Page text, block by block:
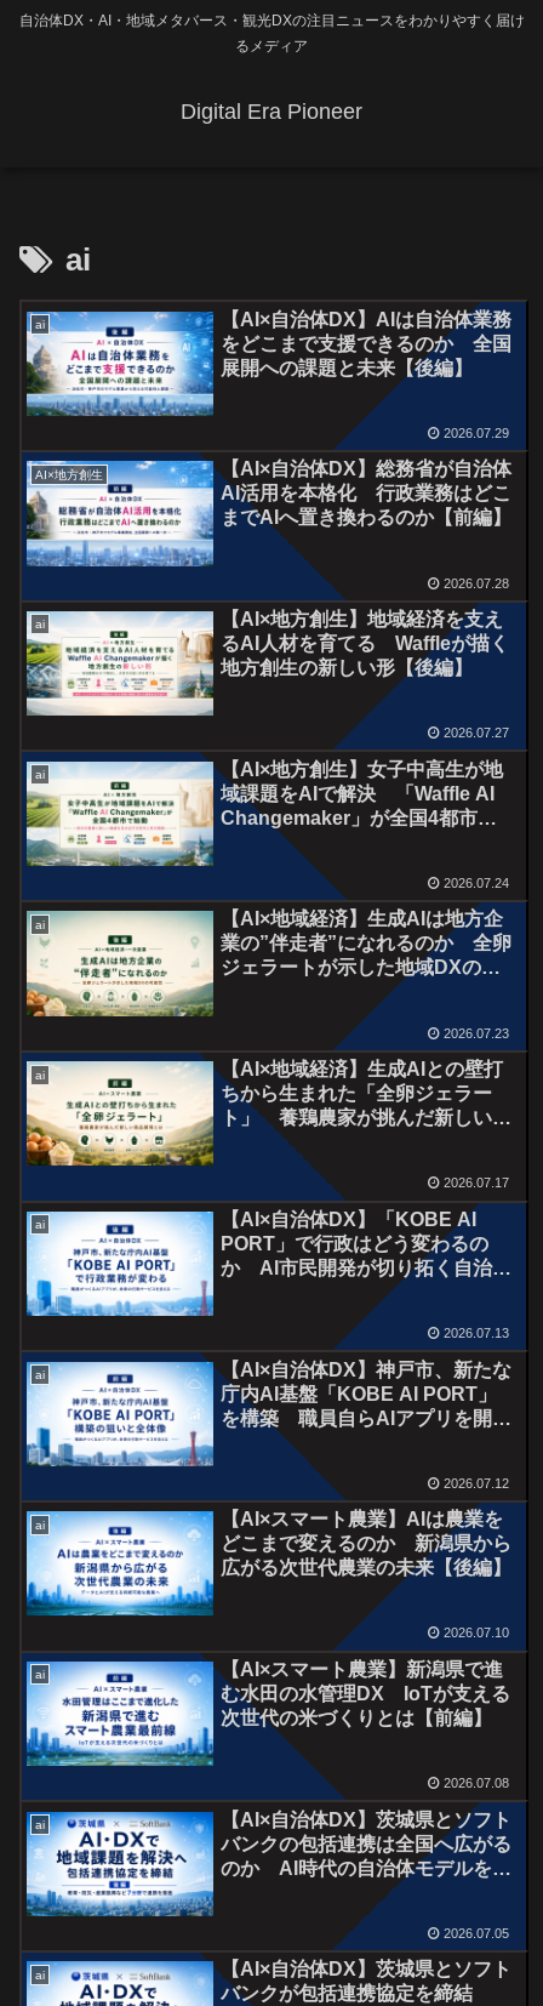
自治体DX・AI・地域メタバース・観光DXの注目ニュースをわかりやすく届け
るメディア
Digital Era Pioneer
ai
ai
【AI×自治体DX】AIは自治体業務
をどこまで支援できるのか 全国
展開への課題と未来【後編】
2026.07.29
AI×地方創生
【AI×自治体DX】総務省が自治体
AI活用を本格化 行政業務はどこ
までAIへ置き換わるのか【前編】
2026.07.28
ai
【AI×地方創生】地域経済を支え
るAI人材を育てる Waffleが描く
地方創生の新しい形【後編】
2026.07.27
ai
【AI×地方創生】女子中高生が地
域課題をAIで解決 「Waffle AI
Changemaker」が全国4都市で
始動【前編】
2026.07.24
ai
【AI×地域経済】生成AIは地方企
業の”伴走者”になれるのか 全卵
ジェラートが示した地域DXの可
2026.07.23
ai
【AI×地域経済】生成AIとの壁打
ちから生まれた「全卵ジェラー
ト」 養鶏農家が挑んだ新しい商
品開発とは【前編】
2026.07.17
ai
【AI×自治体DX】「KOBE AI
PORT」で行政はどう変わるの
か AI市民開発が切り拓く自治体
2026.07.13
ai
【AI×自治体DX】神戸市、新たな
庁内AI基盤「KOBE AI PORT」
を構築 職員自らAIアプリを開発
する時代へ【前編】
2026.07.12
ai
【AI×スマート農業】AIは農業を
どこまで変えるのか 新潟県から
広がる次世代農業の未来【後編】
2026.07.10
ai
【AI×スマート農業】新潟県で進
む水田の水管理DX IoTが支える
次世代の米づくりとは【前編】
2026.07.08
ai
【AI×自治体DX】茨城県とソフト
バンクの包括連携は全国へ広がる
のか AI時代の自治体モデルを読
2026.07.05
ai
【AI×自治体DX】茨城県とソフト
バンクが包括連携協定を締結